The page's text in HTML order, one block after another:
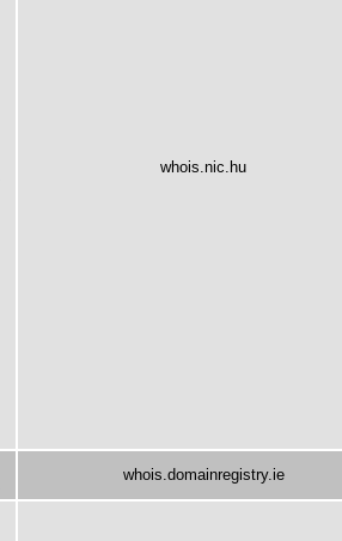
whois.nic.hu
whois.domainregistry.ie